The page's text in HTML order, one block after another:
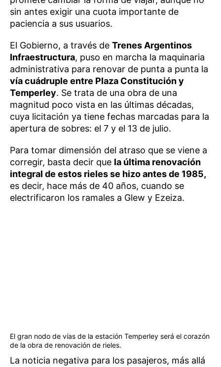
sin antes exigir una cuota importante de
paciencia a sus usuarios.
El Gobierno, a través de Trenes Argentinos
Infraestructura, puso en marcha la maquinaria
administrativa para renovar de punta a punta la
vía cuádruple entre Plaza Constitución y
Temperley. Se trata de una obra de una
magnitud poco vista en las últimas décadas,
cuya licitación ya tiene fechas marcadas para la
apertura de sobres: el 7 y el 13 de julio.
Para tomar dimensión del atraso que se viene a
corregir, basta decir que la última renovación
integral de estos rieles se hizo antes de 1985,
es decir, hace más de 40 años, cuando se
electrificaron los ramales a Glew y Ezeiza.
El gran nodo de vías de la estación Temperley será el corazón
de la obra de renovación de rieles.
La noticia negativa para los pasajeros, más allá